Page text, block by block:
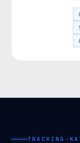
TRACKING-